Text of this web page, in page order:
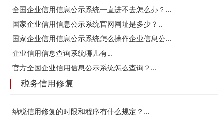
全国企业信用信息公示系统一直进不去怎么办？...
国家企业信用信息公示系统官网网址是多少？...
国家企业信用信息公示系统怎么操作企业信息公...
企业信用信息查询系统哪儿有...
官方全国企业信用信息公示系统怎么查询？...
税务信用修复
纳税信用修复的时限和程序有什么规定？...